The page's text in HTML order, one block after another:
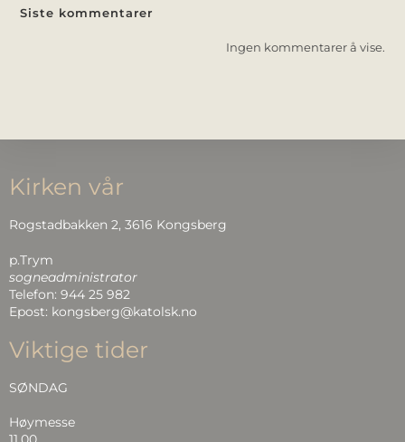
Siste kommentarer
Ingen kommentarer å vise.
Kirken vår
Rogstadbakken 2, 3616 Kongsberg
p.Trym
sogneadministrator
Telefon: 944 25 982
Epost: kongsberg@katolsk.no
Viktige tider
SØNDAG
Høymesse